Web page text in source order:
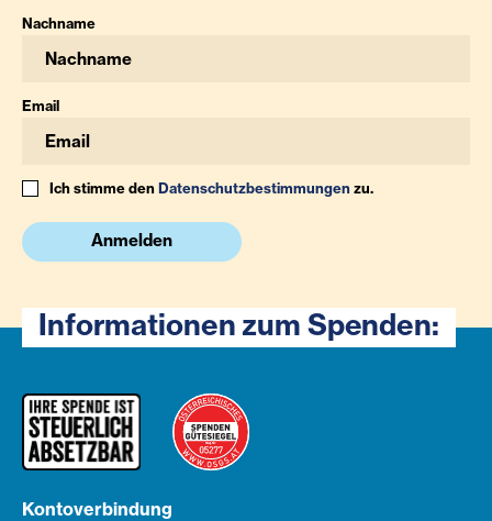
Nachname
Email
Ich stimme denDatenschutzbestimmungenzu.
Anmelden
Informationen zum Spenden:
Kontoverbindung